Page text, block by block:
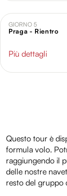
informazioni
nostri partner
con altre
GIORNO 5
Praga - Rientro
Più dettagli
Questo tour è
formula volo.
raggiungendo il
delle nostre
resto del gruppo